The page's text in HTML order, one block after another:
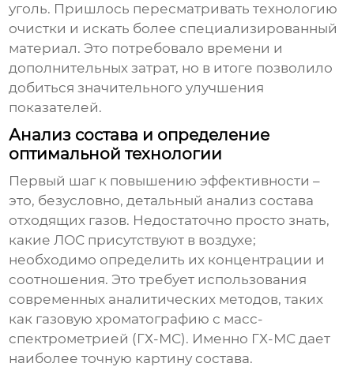
уголь. Пришлось пересматривать технологию
очистки и искать более специализированный
материал. Это потребовало времени и
дополнительных затрат, но в итоге позволило
добиться значительного улучшения
показателей.
Анализ состава и определение
оптимальной технологии
Первый шаг к повышению эффективности –
это, безусловно, детальный анализ состава
отходящих газов. Недостаточно просто знать,
какие ЛОС присутствуют в воздухе;
необходимо определить их концентрации и
соотношения. Это требует использования
современных аналитических методов, таких
как газовую хроматографию с масс-
спектрометрией (ГХ-МС). Именно ГХ-МС дает
наиболее точную картину состава.